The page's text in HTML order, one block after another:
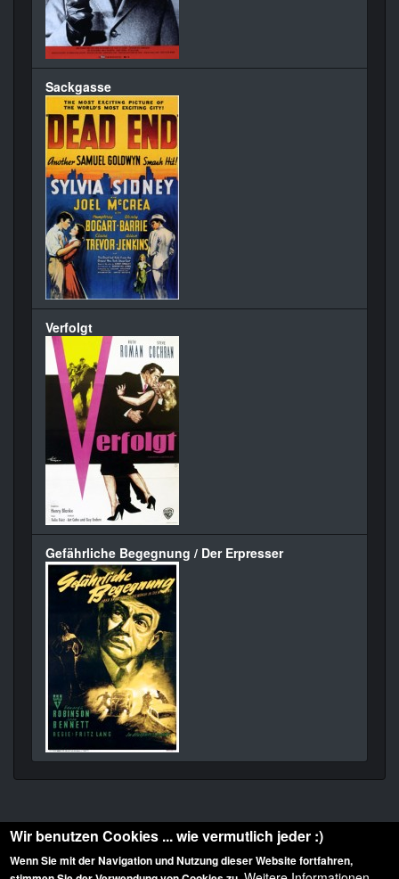
Sackgasse
Verfolgt
Gefährliche Begegnung / Der Erpresser
Wir benutzen Cookies ... wie vermutlich jeder :)
Wenn Sie mit der Navigation und Nutzung dieser Website fortfahren,